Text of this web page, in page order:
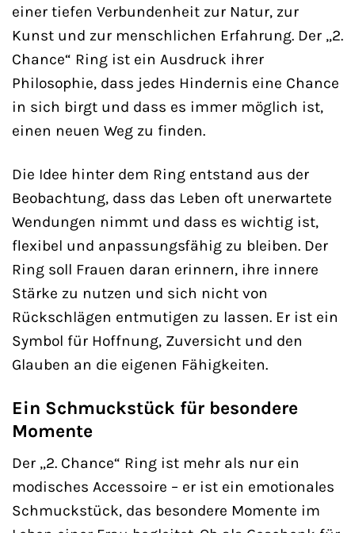
einer tiefen Verbundenheit zur Natur, zur
Kunst und zur menschlichen Erfahrung. Der „2.
Chance“ Ring ist ein Ausdruck ihrer
Philosophie, dass jedes Hindernis eine Chance
in sich birgt und dass es immer möglich ist,
einen neuen Weg zu finden.
Die Idee hinter dem Ring entstand aus der
Beobachtung, dass das Leben oft unerwartete
Wendungen nimmt und dass es wichtig ist,
flexibel und anpassungsfähig zu bleiben. Der
Ring soll Frauen daran erinnern, ihre innere
Stärke zu nutzen und sich nicht von
Rückschlägen entmutigen zu lassen. Er ist ein
Symbol für Hoffnung, Zuversicht und den
Glauben an die eigenen Fähigkeiten.
Ein Schmuckstück für besondere
Momente
Der „2. Chance“ Ring ist mehr als nur ein
modisches Accessoire – er ist ein emotionales
Schmuckstück, das besondere Momente im